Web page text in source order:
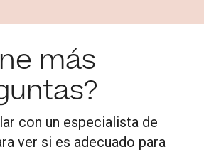
más
con un especialista de
ver si es adecuado para